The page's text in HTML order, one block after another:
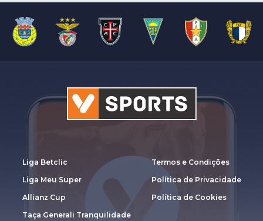
Liga Betclic
Liga Meu Super
Allianz Cup
Taça Generali Tranquilidade
Termos e Condições
Política de Privacidade
Política de Cookies